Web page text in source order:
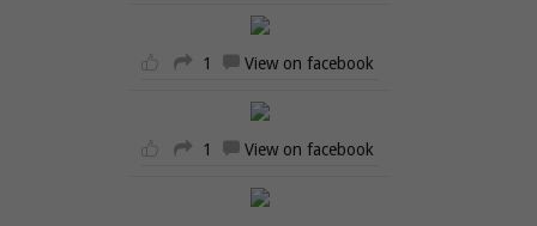
1 View on facebook
1 View on facebook